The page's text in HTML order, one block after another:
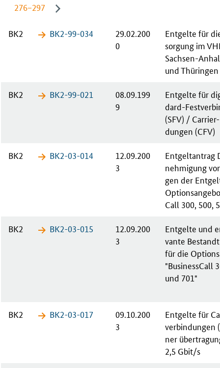
276−297
BK2 BK2-99-​034
29.02.200
0
Ent­gel­te für
sor­gung im
Sach­sen-
und Thü­rin­gen
BK2 BK2-99-​021
08.09.199
9
Ent­gel­te für
dard-
(SFV) /
dun­gen (CFV)
BK2 BK2-03-​014
12.09.200
3
Ent­gelt­an­trag
neh­mi­gung
gen der
Call 300, 500,
BK2 BK2-03-​015
12.09.200
3
Ent­gel­te und
van­te
für die
"Busi­ness­Call
und 701"
BK2 BK2-03-​017
09.10.200
3
Ent­gel­te für
ver­bin­dun­gen
ner
2,5 Gbit/s